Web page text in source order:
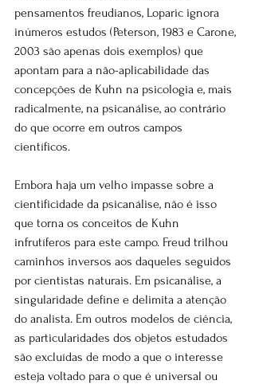
pensamentos freudianos, Loparic ignora
inúmeros estudos (Peterson, 1983 e Carone,
2003 são apenas dois exemplos) que
apontam para a não-aplicabilidade das
concepções de Kuhn na psicologia e, mais
radicalmente, na psicanálise, ao contrário
do que ocorre em outros campos
científicos.
Embora haja um velho impasse sobre a
cientificidade da psicanálise, não é isso
que torna os conceitos de Kuhn
infrutíferos para este campo. Freud trilhou
caminhos inversos aos daqueles seguidos
por cientistas naturais. Em psicanálise, a
singularidade define e delimita a atenção
do analista. Em outros modelos de ciência,
as particularidades dos objetos estudados
são excluídas de modo a que o interesse
esteja voltado para o que é universal ou